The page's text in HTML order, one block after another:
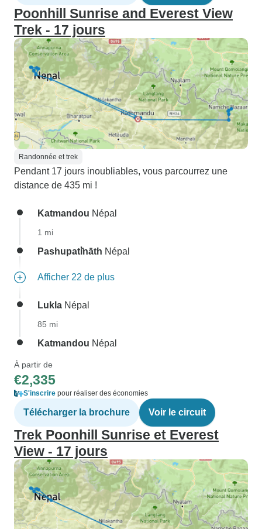
Poonhill Sunrise and Everest View
Trek - 17 jours
Randonnée et trek
Pendant 17 jours inoubliables, vous parcourrez une
distance de 435 mi !
Katmandou Népal
1 mi
Pashupati̇̄nāth Népal
Afficher 22 de plus
Lukla Népal
85 mi
Katmandou Népal
À partir de
€2,335
S'inscrire pour réaliser des économies
Télécharger la brochure Voir le circuit
Trek Poonhill Sunrise et Everest
View - 17 jours